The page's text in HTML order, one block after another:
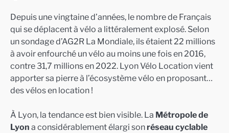
Depuis une vingtaine d’années, le nombre de Français
qui se déplacent à vélo a littéralement explosé. Selon
un sondage d’AG2R La Mondiale, ils étaient 22 millions
à avoir enfourché un vélo au moins une fois en 2016,
contre 31,7 millions en 2022. Lyon Vélo Location vient
apporter sa pierre à l’écosystème vélo en proposant…
des vélos en location !
À Lyon, la tendance est bien visible. La Métropole de
Lyon a considérablement élargi son réseau cyclable